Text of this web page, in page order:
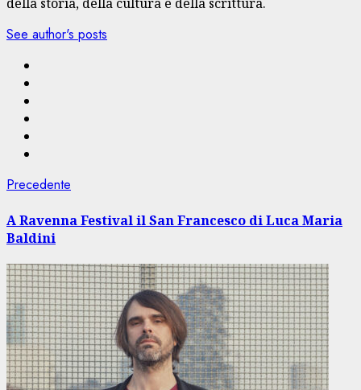
della storia, della cultura e della scrittura.
See author's posts
Navigazione
articolo
Precedente
A Ravenna Festival il San Francesco di Luca Maria
Baldini